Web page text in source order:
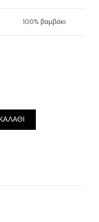
100% βαμβάκι